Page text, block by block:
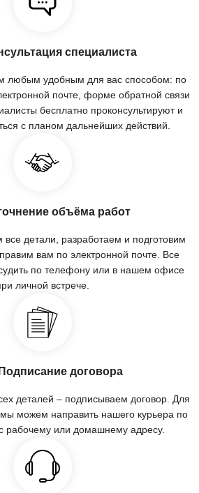
специалиста
любым удобным для вас способом: по
почте, форме обратной связи
бесплатно проконсультируют и
с планом дальнейших действий.
объёма работ
детали, разработаем и подготовим
вам по электронной почте. Все
по телефону или в нашем офисе
личной встрече.
договора
деталей – подписываем договор. Для
можем направить нашего курьера по
рабочему или домашнему адресу.